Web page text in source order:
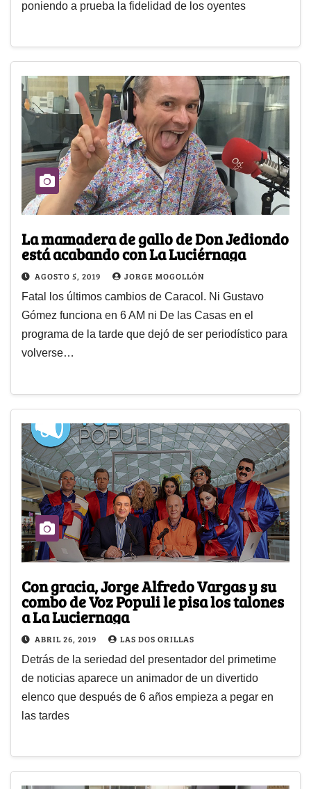
poniendo a prueba la fidelidad de los oyentes
La mamadera de gallo de Don Jediondo
está acabando con La Luciérnaga
AGOSTO 5, 2019 JORGE MOGOLLÓN
Fatal los últimos cambios de Caracol. Ni Gustavo
Gómez funciona en 6 AM ni De las Casas en el
programa de la tarde que dejó de ser periodístico para
volverse…
Con gracia, Jorge Alfredo Vargas y su
combo de Voz Populi le pisa los talones
a La Luciernaga
ABRIL 26, 2019 LAS DOS ORILLAS
Detrás de la seriedad del presentador del primetime
de noticias aparece un animador de un divertido
elenco que después de 6 años empieza a pegar en
las tardes